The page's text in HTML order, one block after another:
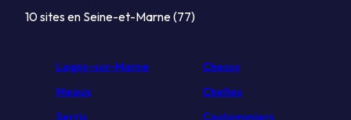
10 sites en Seine-et-Marne (77)
Lagny-sur-Marne
Chessy
Meaux
Chelles
Serris
Coulommiers